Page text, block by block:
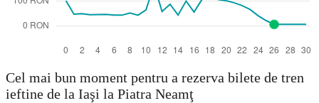
Cel mai bun moment pentru a rezerva bilete de tren
ieftine de la Iaşi la Piatra Neamţ